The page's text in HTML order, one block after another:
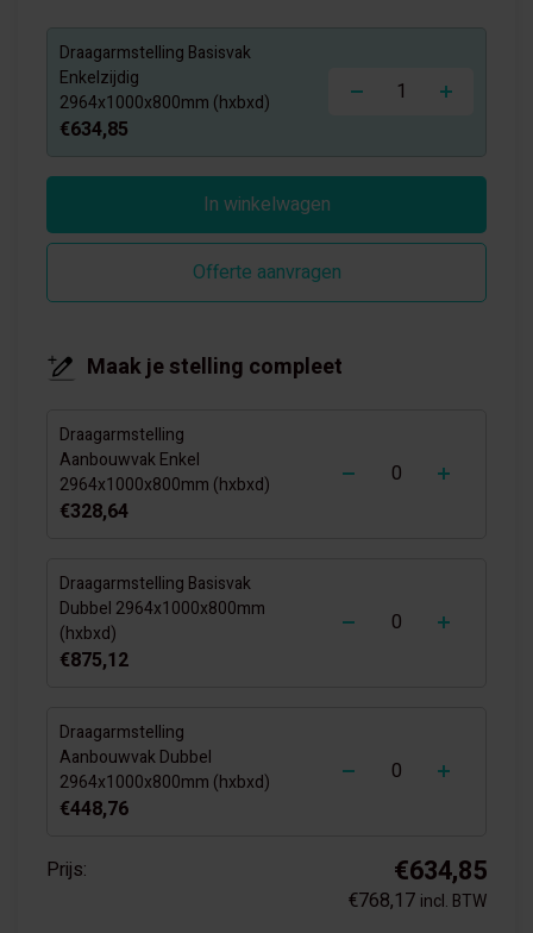
Draagarmstelling Basisvak
Enkelzijdig
2964x1000x800mm (hxbxd)
€634,85
In winkelwagen
Offerte aanvragen
Maak je stelling compleet
Draagarmstelling
Aanbouwvak Enkel
2964x1000x800mm (hxbxd)
€328,64
Draagarmstelling Basisvak
Dubbel 2964x1000x800mm
(hxbxd)
€875,12
-
Draagarmstelling
Aanbouwvak Dubbel
2964x1000x800mm (hxbxd)
€448,76
-
Prijs: €634,85
€768,17 incl. BTW